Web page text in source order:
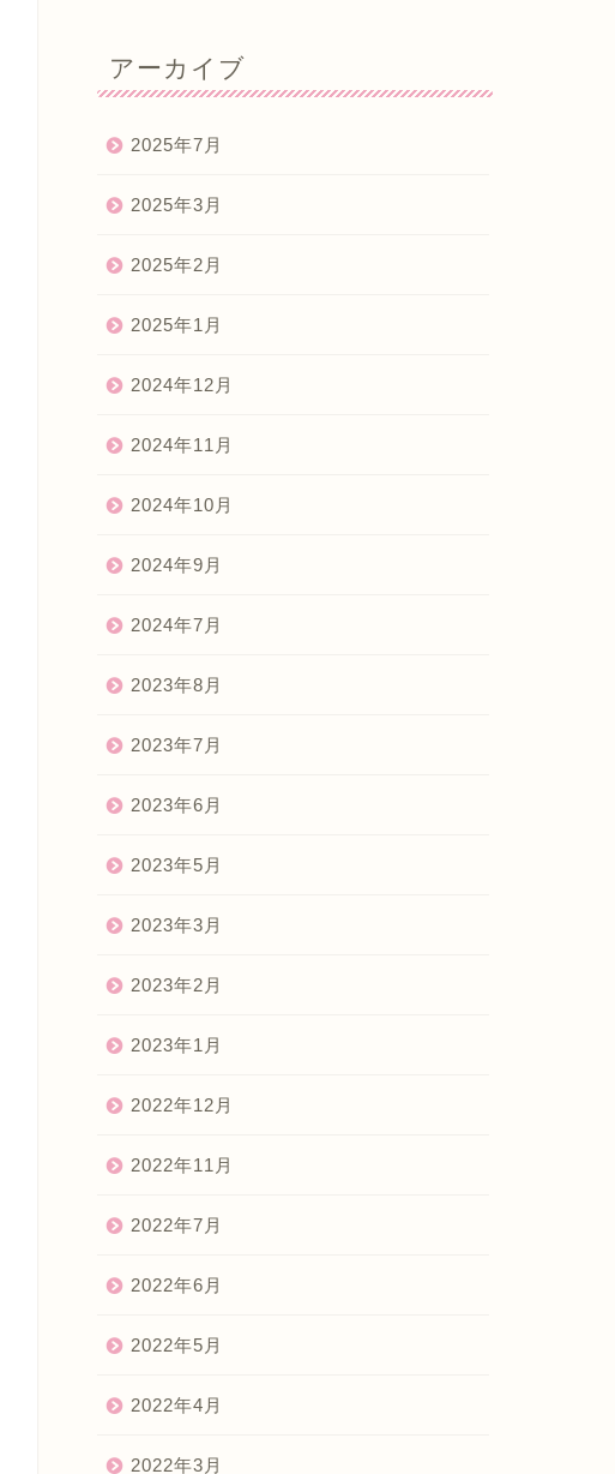
アーカイブ
2025年7月
2025年3月
2025年2月
2025年1月
2024年12月
2024年11月
2024年10月
2024年9月
2024年7月
2023年8月
2023年7月
2023年6月
2023年5月
2023年3月
2023年2月
2023年1月
2022年12月
2022年11月
2022年7月
2022年6月
2022年5月
2022年4月
2022年3月